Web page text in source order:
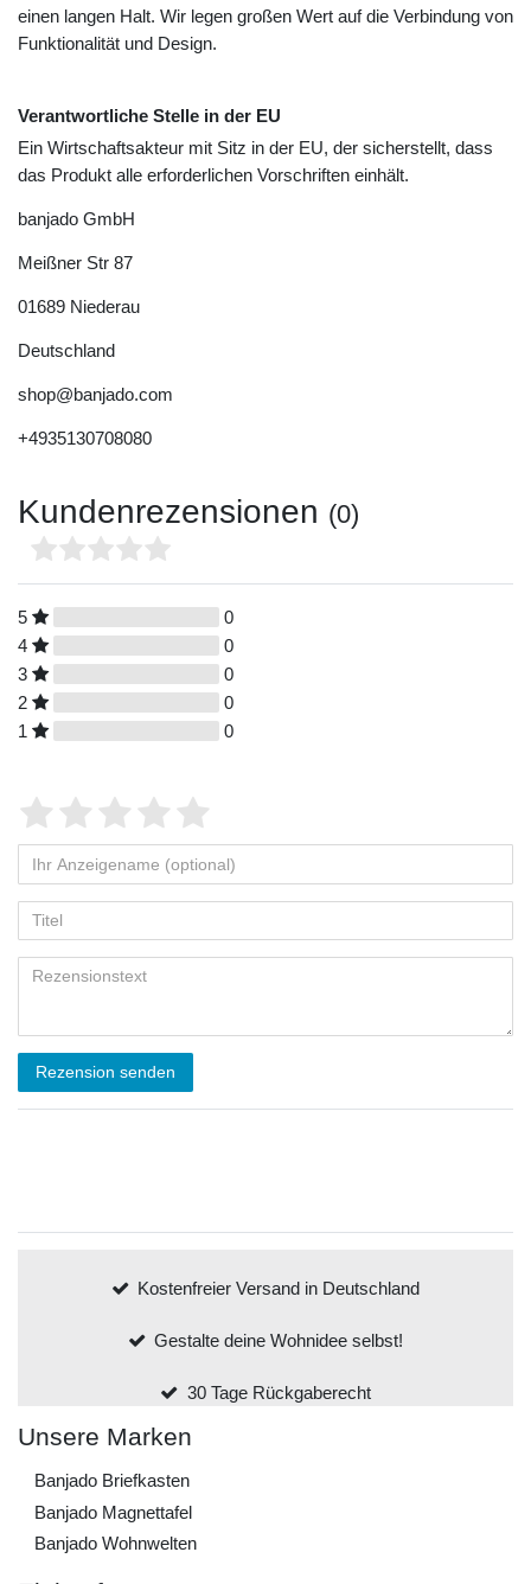
einen langen Halt. Wir legen großen Wert auf die Verbindung von
Funktionalität und Design.
Verantwortliche Stelle in der EU
Ein Wirtschaftsakteur mit Sitz in der EU, der sicherstellt, dass
das Produkt alle erforderlichen Vorschriften einhält.
banjado GmbH
Meißner Str 87
01689 Niederau
Deutschland
shop@banjado.com
+4935130708080
Kundenrezensionen (0)
5
0
4
0
3
0
2
0
1
0
Rezension senden
Kostenfreier Versand in Deutschland
Gestalte deine Wohnidee selbst!
30 Tage Rückgaberecht
Unsere Marken
Banjado Briefkasten
Banjado Magnettafel
Banjado Wohnwelten